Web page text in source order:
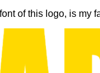
of this logo, is my